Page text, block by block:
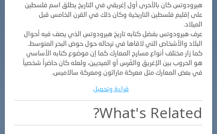
هيرودوتس كان بالأحرى أول إغريقي في التاريخ يطلق اسم فلسطين
على إقليم فلسطين التاريخية وكان ذلك في القرن الخامس قبل
الميلاد.
عرف هيرودوتس بفضل كتابه تاريخ هيرودوتس الذي يصف فيه أحوال
البلاد والأشخاص التي لاقاها في ترحاله حول حوض البحر المتوسط.
كما زار مختلف أنواع مسارح المعارك كما إن موضوع كتابه الأساسي
هو الحروب بين الإغريق والفُرس أو الميديين، ولعله كان حاضراً شخصياً
في بعض المعارك مثل معركة ماراثون ومعركة سالاميس.
قراءة وتحميل
What's Related?